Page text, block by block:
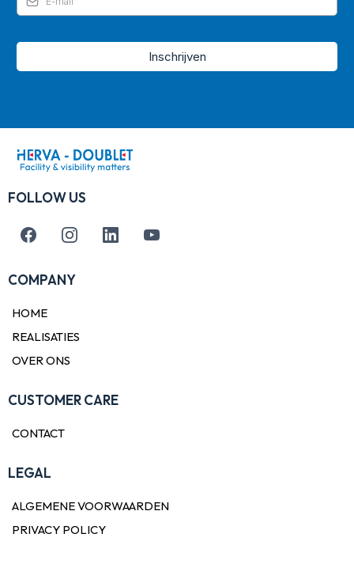
Inschrijven
FOLLOW US
COMPANY
HOME
REALISATIES
OVER ONS
CUSTOMER CARE
CONTACT
LEGAL
ALGEMENE VOORWAARDEN
PRIVACY POLICY